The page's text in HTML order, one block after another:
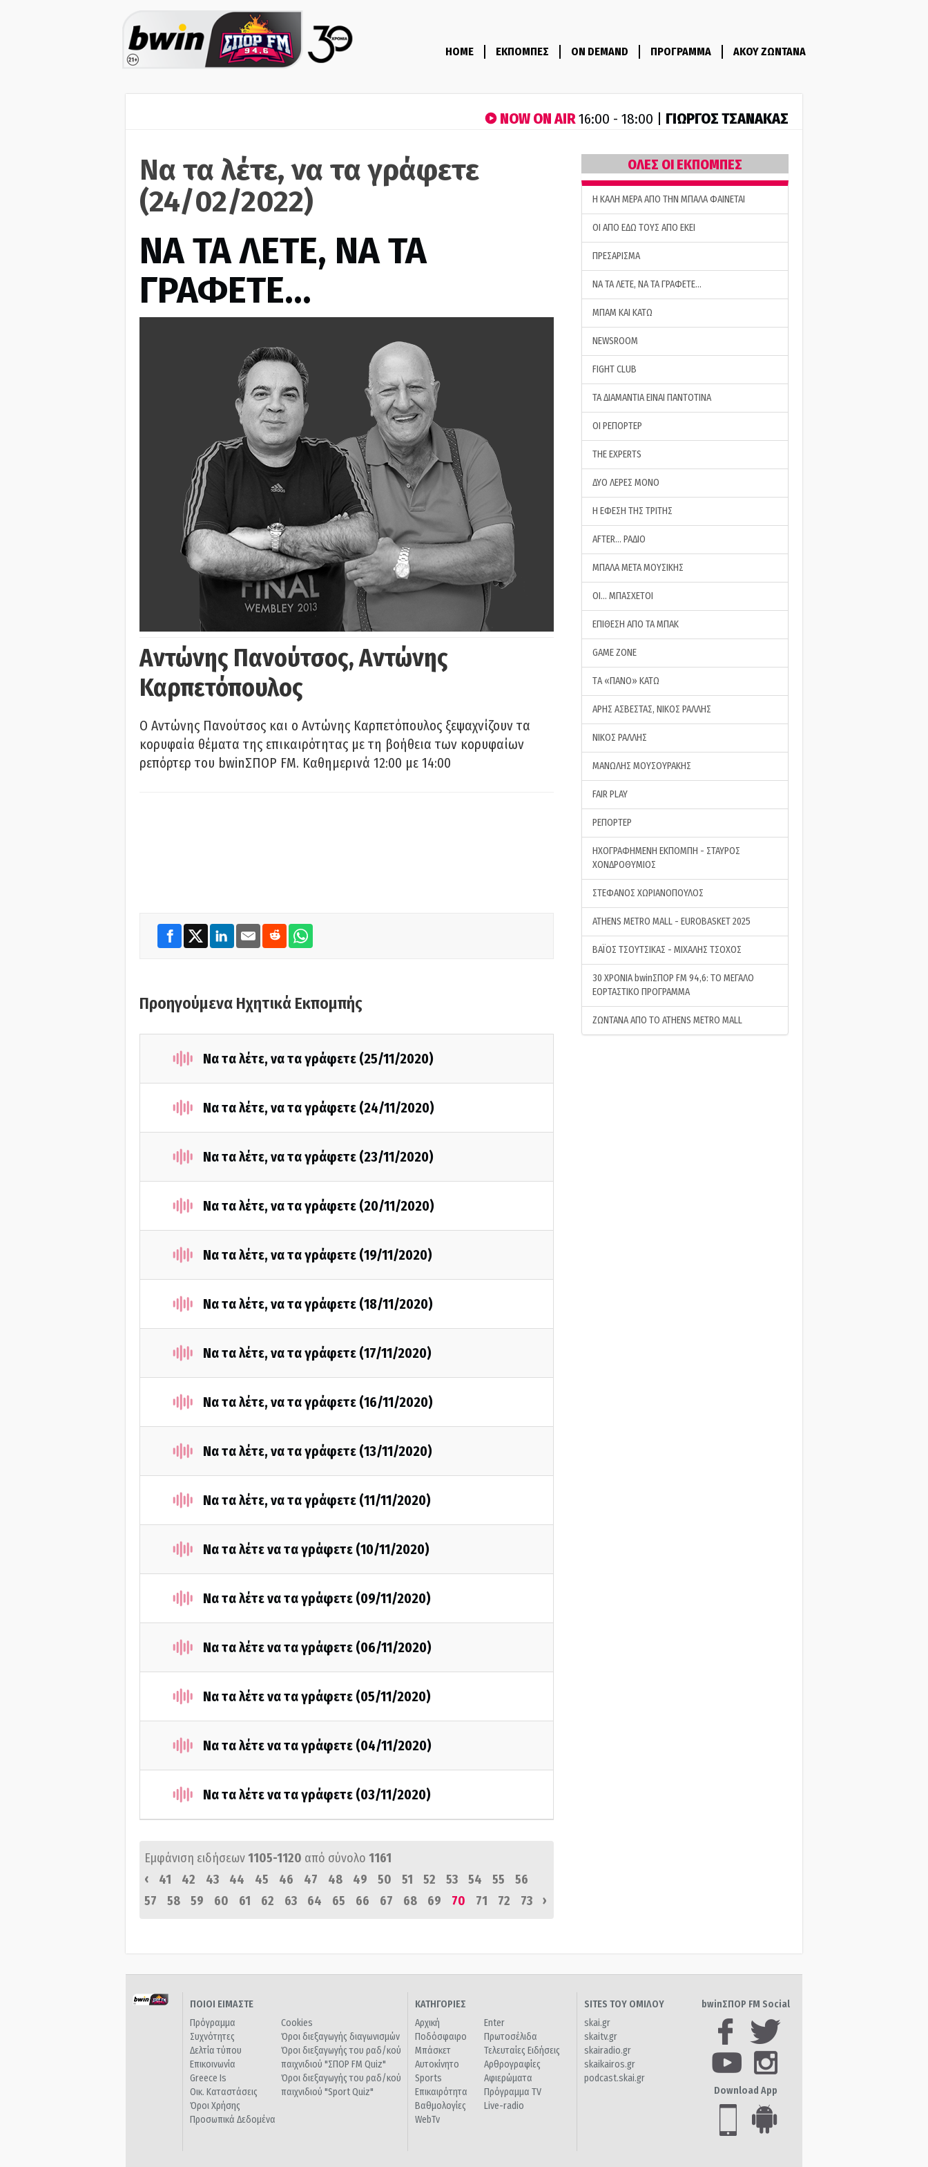
HOME ΕΚΠΟΜΠΕΣ ON DEMAND ΠΡΟΓΡΑΜΜΑ ΑΚΟΥ ΖΩΝΤΑΝΑ
NOW ON AIR16:00 - 18:00 | ΓΙΩΡΓΟΣ ΤΣΑΝΑΚΑΣ
Να τα λέτε, να τα γράφετε
(24/02/2022)
ΝΑ ΤΑ ΛΕΤΕ, ΝΑ ΤΑ
ΓΡΑΦΕΤΕ…
Αντώνης Πανούτσος, Αντώνης
Καρπετόπουλος
Ο Αντώνης Πανούτσος και ο Αντώνης Καρπετόπουλος ξεψαχνίζουν τα
κορυφαία θέματα της επικαιρότητας με τη βοήθεια των κορυφαίων
ρεπόρτερ του bwinΣΠΟΡ FM. Καθημερινά 12:00 με 14:00
Προηγούμενα Ηχητικά Εκπομπής
Να τα λέτε, να τα γράφετε (25/11/2020)
Να τα λέτε, να τα γράφετε (24/11/2020)
Να τα λέτε, να τα γράφετε (23/11/2020)
Να τα λέτε, να τα γράφετε (20/11/2020)
Να τα λέτε, να τα γράφετε (19/11/2020)
Να τα λέτε, να τα γράφετε (18/11/2020)
Να τα λέτε, να τα γράφετε (17/11/2020)
Να τα λέτε, να τα γράφετε (16/11/2020)
Να τα λέτε, να τα γράφετε (13/11/2020)
Να τα λέτε, να τα γράφετε (11/11/2020)
Να τα λέτε να τα γράφετε (10/11/2020)
Να τα λέτε να τα γράφετε (09/11/2020)
Να τα λέτε να τα γράφετε (06/11/2020)
Να τα λέτε να τα γράφετε (05/11/2020)
Να τα λέτε να τα γράφετε (04/11/2020)
Να τα λέτε να τα γράφετε (03/11/2020)
Εμφάνιση ειδήσεων1105-1120 από σύνολο 1161
‹
41 42 43 44 45 46 47 48 49 50 51 52 53 54 55
56
57
58 59 60 61 62 63 64 65 66 67 68 69 70 71 72 73 ›
ΟΛΕΣ ΟΙ ΕΚΠΟΜΠΕΣ
H ΚΑΛΗ ΜΕΡΑ ΑΠΟ ΤΗΝ ΜΠΑΛΑ ΦΑΙΝΕΤΑΙ
ΟΙ ΑΠΟ ΕΔΩ ΤΟΥΣ ΑΠΟ ΕΚΕΙ
ΠΡΕΣΑΡΙΣΜΑ
ΝΑ ΤΑ ΛΕΤΕ, ΝΑ ΤΑ ΓΡΑΦΕΤΕ…
ΜΠΑΜ ΚΑΙ ΚΑΤΩ
NEWSROOM
FIGHT CLUB
ΤΑ ΔΙΑΜΑΝΤΙΑ ΕΙΝΑΙ ΠΑΝΤΟΤΙΝΑ
ΟΙ ΡΕΠΟΡΤΕΡ
THE EXPERTS
ΔΥΟ ΛΕΡΕΣ ΜΟΝΟ
Η ΕΦΕΣΗ ΤΗΣ ΤΡΙΤΗΣ
AFTER… ΡΑΔΙΟ
ΜΠΑΛΑ ΜΕΤΑ ΜΟΥΣΙΚΗΣ
ΟΙ… ΜΠΑΣΧΕΤΟΙ
ΕΠΙΘΕΣΗ ΑΠΟ ΤΑ ΜΠΑΚ
GAME ZONE
ΤA «ΠΑΝΟ» ΚΑΤΩ
ΑΡΗΣ ΑΣΒΕΣΤΑΣ, ΝΙΚΟΣ ΡΑΛΛΗΣ
ΝΙΚΟΣ ΡΑΛΛΗΣ
ΜΑΝΩΛΗΣ ΜΟΥΣΟΥΡΑΚΗΣ
FAIR PLAY
ΡΕΠΟΡΤΕΡ
ΗΧΟΓΡΑΦΗΜΕΝΗ ΕΚΠΟΜΠΗ - ΣΤΑΥΡΟΣ
ΧΟΝΔΡΟΘΥΜΙΟΣ
ΣΤΕΦΑΝΟΣ ΧΩΡΙΑΝΟΠΟΥΛΟΣ
ATHENS METRO MALL - EUROBASKET 2025
ΒΑΪΟΣ ΤΣΟΥΤΣΙΚΑΣ - ΜΙΧΑΛΗΣ ΤΣΟΧΟΣ
30 ΧΡΟΝΙΑ bwinΣΠΟΡ FM 94,6: ΤΟ ΜΕΓΑΛΟ
ΕΟΡΤΑΣΤΙΚΟ ΠΡΟΓΡΑΜΜΑ
ΖΩΝΤΑΝΑ ΑΠΟ ΤΟ ATHENS METRO MALL
ΠΟΙΟΙ ΕΙΜΑΣΤΕ
Πρόγραμμα
Συχνότητες
Δελτία τύπου
Επικοινωνία
Greece Is
Οικ. Καταστάσεις
Όροι Χρήσης
Προσωπικά Δεδομένα
Cookies
Όροι διεξαγωγής διαγωνισμών
Όροι διεξαγωγής του ραδ/κού
παιχνιδιού "ΣΠΟΡ FM Quiz"
Όροι διεξαγωγής του ραδ/κού
παιχνιδιού "Sport Quiz"
ΚΑΤΗΓΟΡΙΕΣ
Αρχική
Ποδόσφαιρο
Μπάσκετ
Αυτοκίνητο
Sports
Επικαιρότητα
Βαθμολογίες
WebTv
Enter
Πρωτοσέλιδα
Τελευταίες Ειδήσεις
Αρθρογραφίες
Αφιερώματα
Πρόγραμμα TV
Live-radio
SITES ΤΟΥ ΟΜΙΛΟΥ
skai.gr
skaitv.gr
skairadio.gr
skaikairos.gr
podcast.skai.gr
bwinΣΠΟΡ FM Social
Download App